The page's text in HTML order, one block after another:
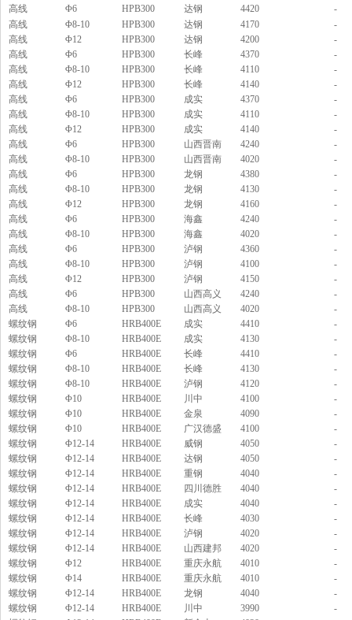
报与冠状病毒爆发有关的发展情况
【企业资讯】四川钢轨：唐山当地价格指数
【新闻中心】四川钢轨：本周钢铁市场还有下
跌空间
【企业资讯】成都市鑫红鑫年会观点回顾——
钢铁篇
【企业资讯】四川钢轨杨坤：2019年1-11月全国
一般公共预算支出同比增长7.7%
【企业资讯】成都鑫红鑫钢轨：12月京津冀施
工企业建材采购量环比降8.49%
【企业资讯】四川钢轨：钢铁行业下游一周动
态及点评（20191215）
【企业资讯】四川钢轨：2020年钢价仍处于下
跌通道中
【企业资讯】成都钢轨：河北省启动区域一重
污染天气Ⅱ级应急响应
【企业资讯】四川钢轨：如何保障海外铁矿石
资源的稳定供应？
【企业资讯】四川钢轨：2019年11月12日唐山
钢市快报
【企业资讯】成都钢轨：机械行业10月挖掘机
销量同比增11.5%
【企业资讯】四川钢轨：2019年10月全国钢厂
生产成本调研报告
【企业资讯】今年秋冬大气污染攻坚较去年有
何调整？生态环境部回应
【企业资讯】工银国际：市场对美联储降息预
期陷入三重超调
【企业资讯】矿石大涨 螺纹要翻盘？
【企业资讯】6月18日黑色系品种价格预测
高线
Φ6 HPB300 达钢 4420
-
高线
Φ8-10 HPB300 达钢 4170
-
高线
Φ12 HPB300 达钢 4200
-
高线
Φ6 HPB300 长峰 4370
-
高线
Φ8-10 HPB300 长峰 4110
-
高线
Φ12 HPB300 长峰 4140
-
高线
Φ6 HPB300 成实 4370
-
高线
Φ8-10 HPB300 成实 4110
-
高线
Φ12 HPB300 成实 4140
-
高线
Φ6 HPB300 山西晋南 4240
-
高线
Φ8-10 HPB300 山西晋南 4020
-
高线
Φ6 HPB300 龙钢 4380
-
高线
Φ8-10 HPB300 龙钢 4130
-
高线
Φ12 HPB300 龙钢 4160
-
高线
Φ6 HPB300 海鑫 4240
-
高线
Φ8-10 HPB300 海鑫 4020
-
高线
Φ6 HPB300 泸钢 4360
-
高线
Φ8-10 HPB300 泸钢 4100
-
高线
Φ12 HPB300 泸钢 4150
-
高线
Φ6 HPB300 山西高义 4240
-
高线
Φ8-10 HPB300 山西高义 4020
-
螺纹钢
Φ6 HRB400E 成实 4410
-
螺纹钢
Φ8-10 HRB400E 成实 4130
-
螺纹钢
Φ6 HRB400E 长峰 4410
-
螺纹钢
Φ8-10 HRB400E 长峰 4130
-
螺纹钢
Φ8-10 HRB400E 泸钢 4120
-
螺纹钢
Φ10 HRB400E 川中 4100
-
螺纹钢
Φ10 HRB400E 金泉 4090
-
螺纹钢
Φ10 HRB400E 广汉德盛 4100
-
螺纹钢
Φ12-14 HRB400E 威钢 4050
-
螺纹钢
Φ12-14 HRB400E 达钢 4050
-
螺纹钢
Φ12-14 HRB400E 重钢 4040
-
螺纹钢
Φ12-14 HRB400E 四川德胜 4040
-
螺纹钢
Φ12-14 HRB400E 成实 4040
-
螺纹钢
Φ12-14 HRB400E 长峰 4030
-
螺纹钢
Φ12-14 HRB400E 泸钢 4020
-
螺纹钢
Φ12-14 HRB400E 山西建邦 4020
-
螺纹钢
Φ12 HRB400E 重庆永航 4010
-
螺纹钢
Φ14 HRB400E 重庆永航 4010
-
螺纹钢
Φ12-14 HRB400E 龙钢 4040
-
螺纹钢
Φ12-14 HRB400E 川中 3990
-